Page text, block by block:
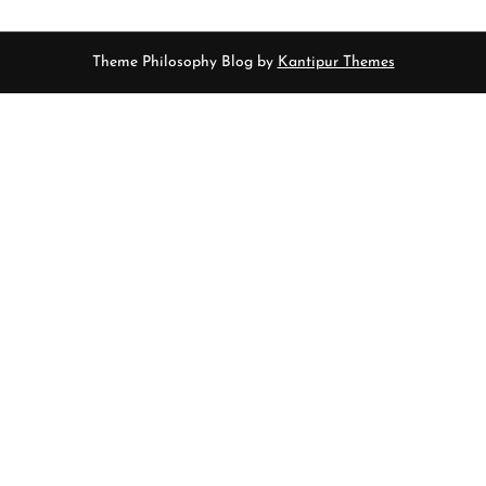
Theme Philosophy Blog by Kantipur Themes